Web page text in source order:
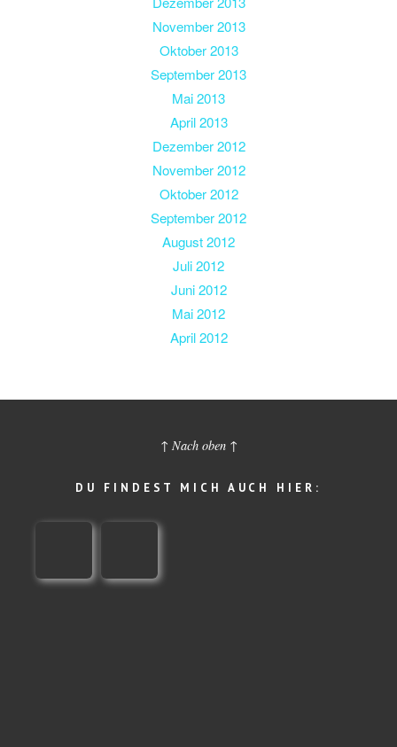
November 2013
Oktober 2013
September 2013
Mai 2013
April 2013
Dezember 2012
November 2012
Oktober 2012
September 2012
August 2012
Juli 2012
Juni 2012
Mai 2012
April 2012
↑ Nach oben ↑
DU FINDEST MICH AUCH HIER: